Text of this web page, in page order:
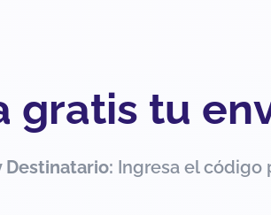
gratis tu
Destinatario: Ingresa el código